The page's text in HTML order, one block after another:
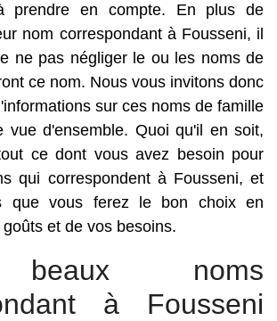
prendre en compte. En plus de
nom correspondant à Fousseni, il
ne pas négliger le ou les noms de
ce nom. Nous vous invitons donc
sur ces noms de famille
vue d'ensemble. Quoi qu'il en soit,
ce dont vous avez besoin pour
qui correspondent à Fousseni, et
que vous ferez le bon choix en
et de vos besoins.
noms
à Fousseni